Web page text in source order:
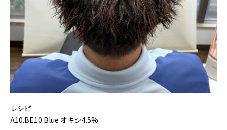
レシピ
A10.BE10.Blue オキシ4.5%